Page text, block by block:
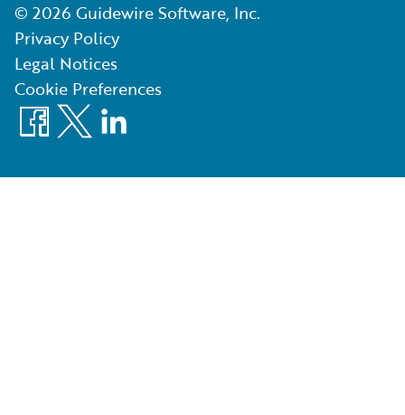
© 2026 Guidewire Software, Inc.
Privacy Policy
Legal Notices
Cookie Preferences
Facebook
X LinkedIn